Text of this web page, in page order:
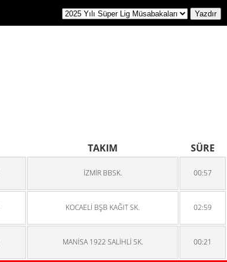
TAKIM SÜRE
İZMİR BBSK. 00:57
KOCAELİ BŞB KAĞIT SK. 02:59
MANİSA 1922 SALİHLİ SK. 00:21